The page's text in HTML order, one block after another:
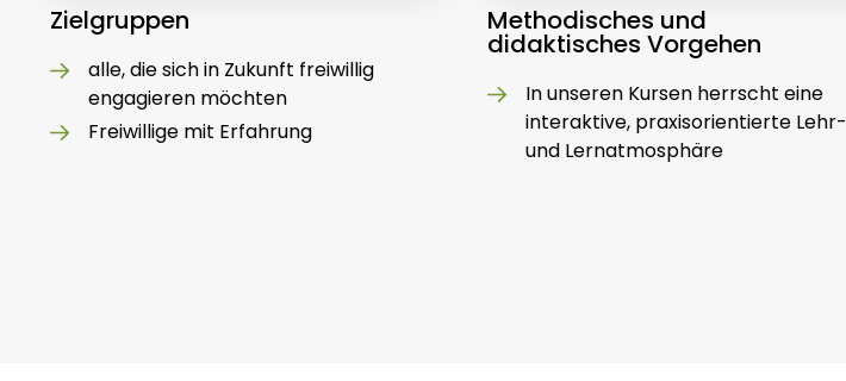
Zielgruppen
alle, die sich in Zukunft freiwillig
engagieren möchten
Freiwillige mit Erfahrung
Methodisches und
didaktisches Vorgehen
In unseren Kursen herrscht eine
interaktive, praxisorientierte Lehr-
und Lernatmosphäre